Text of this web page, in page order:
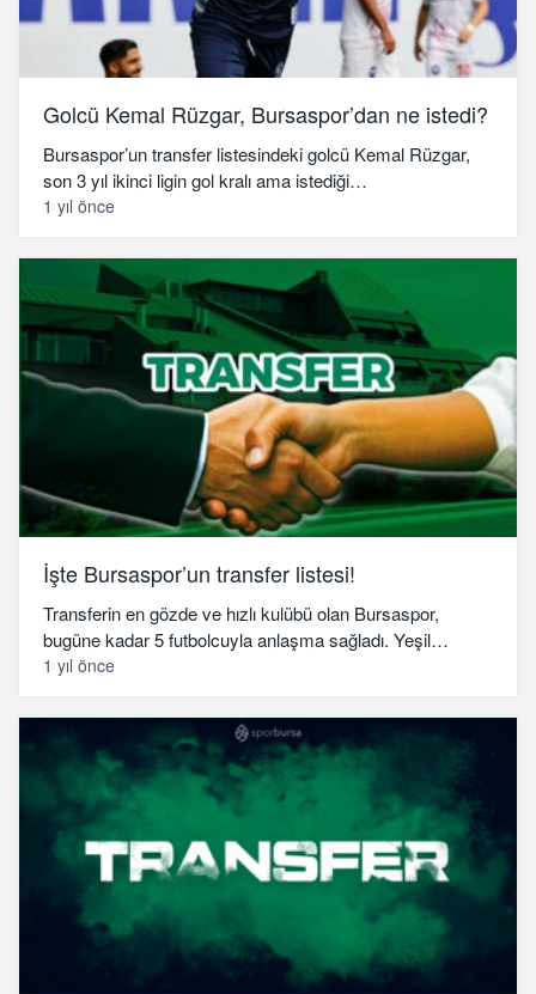
Golcü Kemal Rüzgar, Bursaspor’dan ne istedi?
Bursaspor’un transfer listesindeki golcü Kemal Rüzgar,
son 3 yıl ikinci ligin gol kralı ama istediği…
1 yıl önce
İşte Bursaspor’un transfer listesi!
Transferin en gözde ve hızlı kulübü olan Bursaspor,
bugüne kadar 5 futbolcuyla anlaşma sağladı. Yeşil…
1 yıl önce